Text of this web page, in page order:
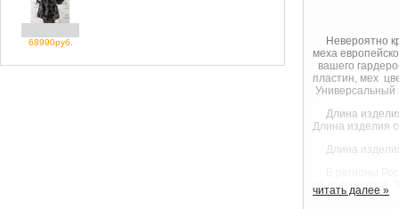
68990руб.
Невероятно
меха
вашего
пластин, мех
Универсальный
Длина
Длина изделия
Длина
по предоплате.
возможностью
читать далее »